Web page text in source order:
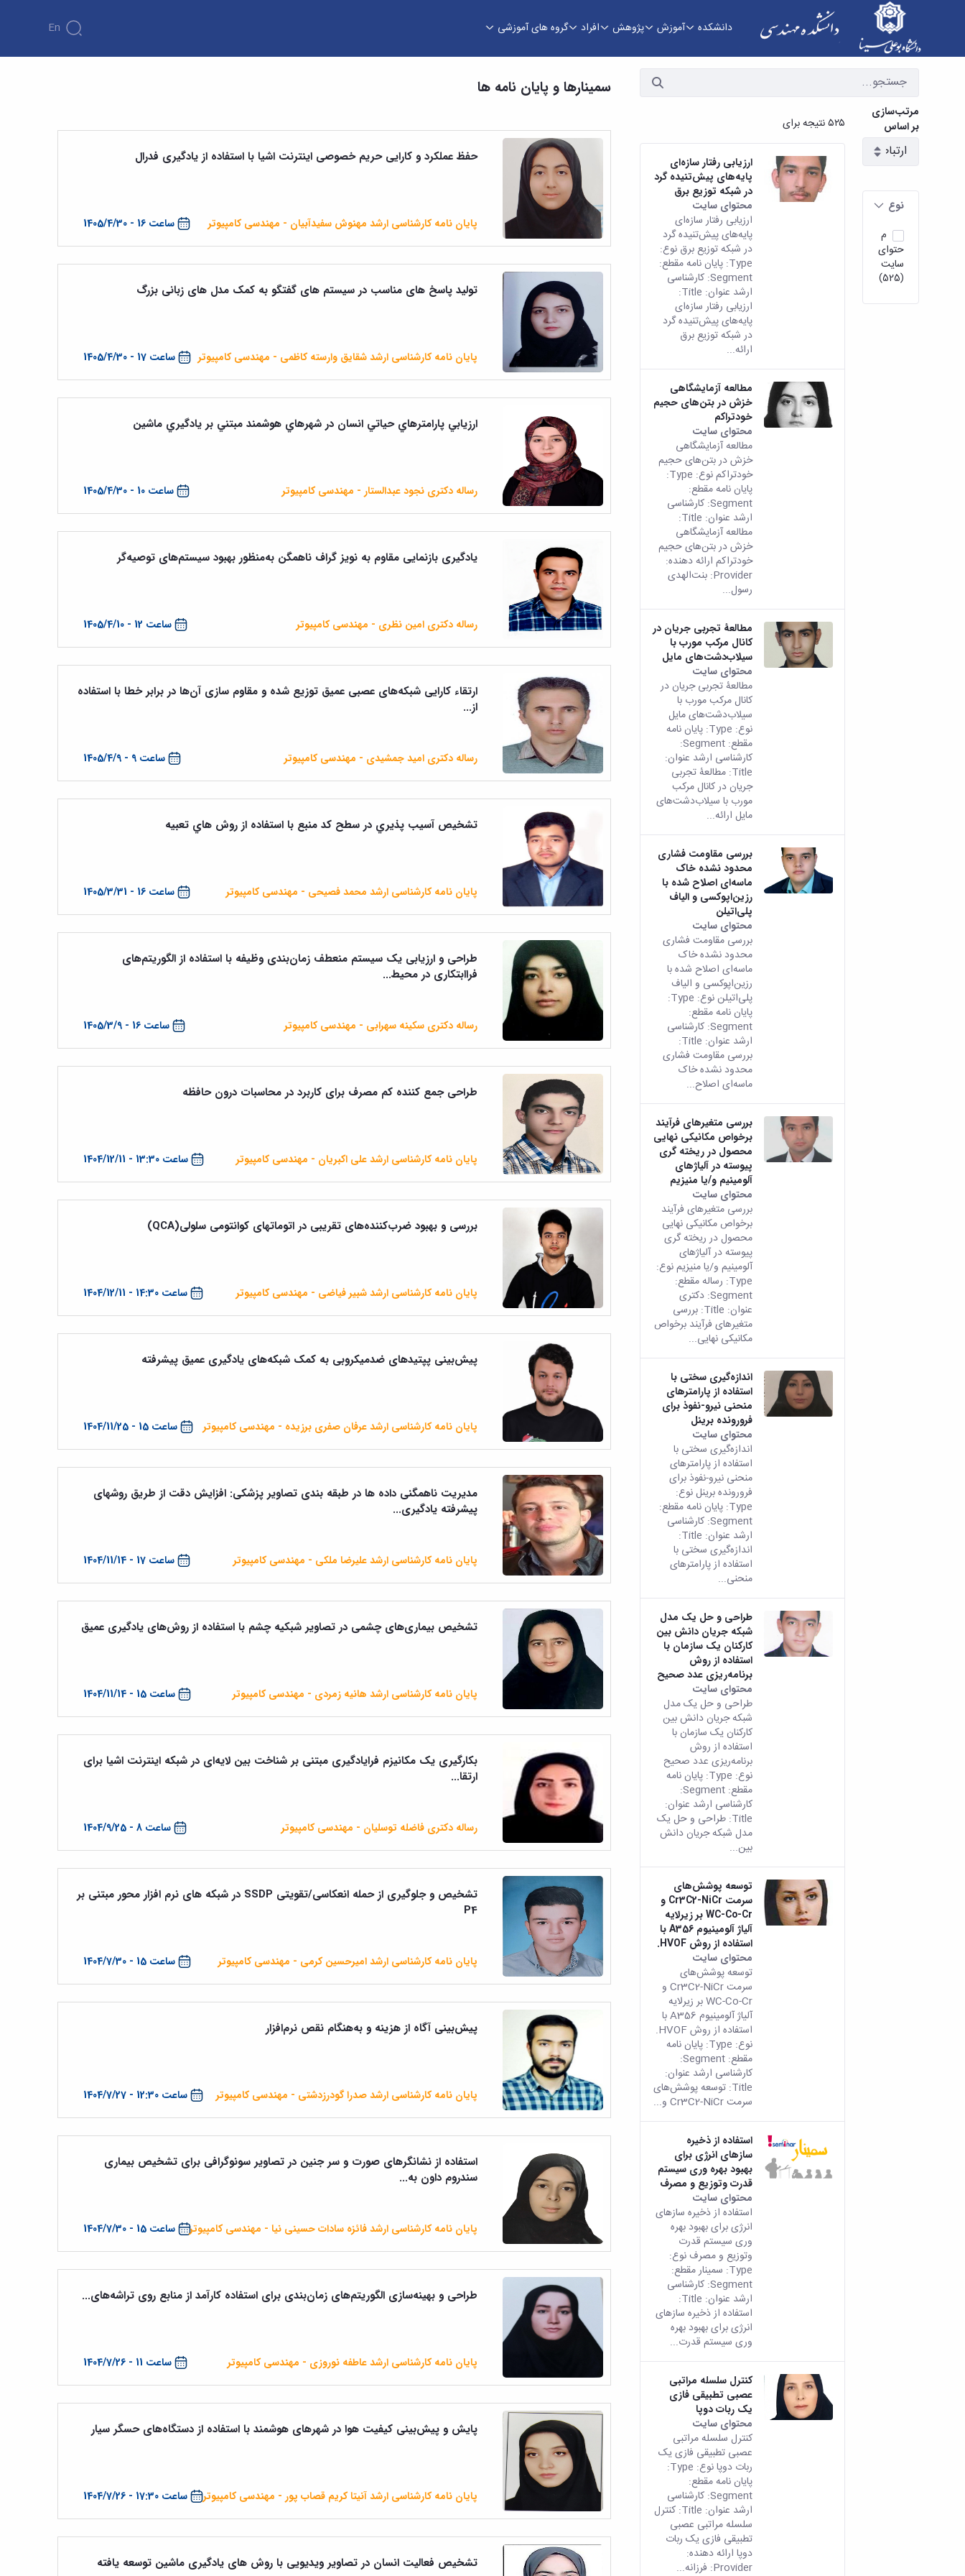
دانشکده آموزش پژوهش افراد گروه های آموزشی En
سمینارها و پایان نامه ها - دانشکده فنی و مهندسی
مرتب‌سازی
بر اساس
نوع
م
حتوای
سایت
(525)
۵۲۵ نتیجه برای
ارزیابی رفتار سازه‌ای
پایه‌های پیش‌تنیده گرد
در شبکه توزیع برق
محتوای سایت
ارزیابی رفتار سازه‌ای
پایه‌های پیش‌تنیده گرد
در شبکه توزیع برق نوع:
Type: پایان نامه مقطع:
Segment: کارشناسی
ارشد عنوان: Title:
ارزیابی رفتار سازه‌ای
پایه‌های پیش‌تنیده گرد
در شبکه توزیع برق
ارائه...
مطالعه آزمایشگاهی
خزش در بتن‌های حجیم
خودتراکم
محتوای سایت
مطالعه آزمایشگاهی
خزش در بتن‌های حجیم
خودتراکم نوع: Type:
پایان نامه مقطع:
Segment: کارشناسی
ارشد عنوان: Title:
مطالعه آزمایشگاهی
خزش در بتن‌های حجیم
خودتراکم ارائه دهنده:
Provider: بنت‌الهدی
رسول...
مطالعۀ تجربی جریان در
کانال مرکب مورب با
سیلاب‌‌دشت‌‌های مایل
محتوای سایت
مطالعۀ تجربی جریان در
کانال مرکب مورب با
سیلاب‌‌دشت‌‌های مایل
نوع: Type: پایان نامه
مقطع: Segment:
کارشناسی ارشد عنوان:
Title: مطالعۀ تجربی
جریان در کانال مرکب
مورب با سیلاب‌‌دشت‌‌های
مایل ارائه...
بررسی مقاومت فشاری
محدود نشده خاک
ماسه‌ای اصلاح شده با
رزین‌اپوکسی و الیاف
پلی‌اتیلن
محتوای سایت
بررسی مقاومت فشاری
محدود نشده خاک
ماسه‌ای اصلاح شده با
رزین‌اپوکسی و الیاف
پلی‌اتیلن نوع: Type:
پایان نامه مقطع:
Segment: کارشناسی
ارشد عنوان: Title:
بررسی مقاومت فشاری
محدود نشده خاک
ماسه‌ای اصلاح...
بررسی متغیرهای فرآیند
برخواص مکانیکی نهایی
محصول در ریخته گری
پیوسته در آلیاژهای
آلومینیم و/یا منیزیم
محتوای سایت
بررسی متغیرهای فرآیند
برخواص مکانیکی نهایی
محصول در ریخته گری
پیوسته در آلیاژهای
آلومینیم و/یا منیزیم نوع:
Type: رساله مقطع:
Segment: دکتری
عنوان: Title: بررسی
متغیرهای فرآیند برخواص
مکانیکی نهایی...
اندازه‌گیری سختی با
استفاده از پارامترهای
منحنی نیرو-نفوذ برای
فرورونده برینل
محتوای سایت
اندازه‌گیری سختی با
استفاده از پارامترهای
منحنی نیرو-نفوذ برای
فرورونده برینل نوع:
Type: پایان نامه مقطع:
Segment: کارشناسی
ارشد عنوان: Title:
اندازه‌گیری سختی با
استفاده از پارامترهای
منحنی...
طراحی و حل یک مدل
شبکه جریان دانش بین
کارکنان یک سازمان با
استفاده از روش
برنامه‌ریزی عدد صحیح
محتوای سایت
طراحی و حل یک مدل
شبکه جریان دانش بین
کارکنان یک سازمان با
استفاده از روش
برنامه‌ریزی عدد صحیح
نوع: Type: پایان نامه
مقطع: Segment:
کارشناسی ارشد عنوان:
Title: طراحی و حل یک
مدل شبکه جریان دانش
بین...
توسعه پوشش‌های
سرمت Cr3C2-NiCr و
WC-Co-Cr بر زیرلایه
آلیاژ آلومینیوم A356 با
استفاده از روش HVOF.
محتوای سایت
توسعه پوشش‌های
سرمت Cr3C2-NiCr و
WC-Co-Cr بر زیرلایه
آلیاژ آلومینیوم A356 با
استفاده از روش HVOF.
نوع: Type: پایان نامه
مقطع: Segment:
کارشناسی ارشد عنوان:
Title: توسعه پوشش‌های
سرمت Cr3C2-NiCr و...
استفاده از ذخیره
سازهای انرژی برای
بهبود بهره وری سیستم
قدرت وتوزیع و مصرف
محتوای سایت
استفاده از ذخیره سازهای
انرژی برای بهبود بهره
وری سیستم قدرت
وتوزیع و مصرف نوع:
Type: سمینار مقطع:
Segment: کارشناسی
ارشد عنوان: Title:
استفاده از ذخیره سازهای
انرژی برای بهبود بهره
وری سیستم قدرت...
کنترل سلسله مراتبی
عصبی تطبیقی فازی
یک ربات دوپا
محتوای سایت
کنترل سلسله مراتبی
عصبی تطبیقی فازی یک
ربات دوپا نوع: Type:
پایان نامه مقطع:
Segment: کارشناسی
ارشد عنوان: Title: کنترل
سلسله مراتبی عصبی
تطبیقی فازی یک ربات
دوپا ارائه دهنده:
Provider: فرزانه...
سمینارها و پایان نامه ها
ساعت 16 - 1405/4/30
حفظ عملکرد و کارایی حریم خصوصی اینترنت اشیا با استفاده از یادگیری فدرال
پایان نامه کارشناسی ارشد مهنوش سفیدآبیان - مهندسی کامپیوتر
ساعت 17 - 1405/4/30
تولید پاسخ های مناسب در سیستم های گفتگو به کمک مدل های زبانی بزرگ
پایان نامه کارشناسی ارشد شقایق وارسته کاظمی - مهندسی کامپیوتر
ساعت 10 - 1405/4/30
ارزيابي پارامترهاي حياتي انسان در شهرهاي هوشمند مبتني بر يادگيري ماشين
رساله دکتری نجود عبدالستار - مهندسی کامپیوتر
ساعت 12 - 1405/4/10
یادگیری بازنمایی مقاوم به نویز گراف ناهمگن به‌منظور بهبود سیستم‌های توصیه‌گر
رساله دکتری امین نظری - مهندسی کامپیوتر
ساعت 9 - 1405/4/9
ارتقاء کارایی شبکه‌های عصبی عمیق توزیع شده و مقاوم سازی آن‌ها در برابر خطا با استفاده
از...
رساله دکتری امید جمشیدی - مهندسی کامپیوتر
ساعت 16 - 1405/3/31
تشخيص آسيب پذيري در سطح كد منبع با استفاده از روش هاي تعبيه
پایان نامه کارشناسی ارشد محمد فصیحی - مهندسی کامپیوتر
ساعت 16 - 1405/3/9
طراحی و ارزیابی یک سیستم منعطف زمان‌بندی وظیفه با استفاده از الگوریتم‌های
فراابتکاری در محیط...
رساله دکتری سکینه سهرابی - مهندسی کامپیوتر
ساعت 13:30 - 1404/12/11
طراحی جمع کننده کم مصرف برای کاربرد در محاسبات درون حافظه
پایان نامه کارشناسی ارشد علی اکبریان - مهندسی کامپیوتر
ساعت 14:30 - 1404/12/11
بررسی و بهبود ضرب‌کننده‌های تقریبی در اتوماتهای کوانتومی سلولی(QCA)
پایان نامه کارشناسی ارشد شبیر فیاضی - مهندسی کامپیوتر
ساعت 15 - 1404/11/25
پیش‌بینی پپتید‌های ضد‌میکروبی به کمک شبکه‌های یادگیری عمیق پیشرفته
پایان نامه کارشناسی ارشد عرفان صفری برزیده - مهندسی کامپیوتر
ساعت 17 - 1404/11/14
مدیریت ناهمگنی داده ها در طبقه بندی تصاویر پزشکی: افزایش دقت از طریق روشهای
پیشرفته یادگیری...
پایان نامه کارشناسی ارشد علیرضا ملکی - مهندسی کامپیوتر
ساعت 15 - 1404/11/14
تشخیص بیماری‌های چشمی در تصاویر شبکیه چشم با استفاده از روش‌های یادگیری عمیق
پایان نامه کارشناسی ارشد هانیه زمردی - مهندسی کامپیوتر
ساعت 8 - 1404/9/25
بکارگیری یک مکانیزم فرایادگیری مبتنی بر شناخت بین لایه‌ای در شبکه اینترنت اشیا ‏برای
ارتقا...
رساله دکتری فاضله توسلیان - مهندسی کامپیوتر
ساعت 15 - 1404/7/30
تشخیص و جلوگیری از حمله انعکاسی/تقویتی SSDP در شبکه های نرم افزار محور مبتنی بر
P4
پایان نامه کارشناسی ارشد امیرحسین کرمی - مهندسی کامپیوتر
ساعت 12:30 - 1404/7/27
پیش‌بینی آگاه از هزینه و به‌هنگام نقص نرم‌افزار
پایان نامه کارشناسی ارشد صدرا گودرزدشتی - مهندسی کامپیوتر
ساعت 15 - 1404/7/30
استفاده از نشانگرهای صورت و سر جنین در تصاویر سونوگرافی برای تشخیص بیماری
سندروم داون به...
پایان نامه کارشناسی ارشد فائزه سادات حسینی نیا - مهندسی کامپیوتر
ساعت 11 - 1404/7/26
طراحی و بهینه‌سازی الگوریتم‌های زمان‌بندی برای استفاده کارآمد از منابع روی تراشه‌های...
پایان نامه کارشناسی ارشد عاطفه نوروزی - مهندسی کامپیوتر
ساعت 17:30 - 1404/7/26
پایش و پیش‌بینی کیفیت هوا در شهرهای هوشمند با استفاده از دستگاه‌های حسگر سیار
پایان نامه کارشناسی ارشد آنیتا کریم قصاب پور - مهندسی کامپیوتر
تشخیص فعالیت انسان در تصاویر ویدیویی با روش های یادگیری ماشین توسعه یافته